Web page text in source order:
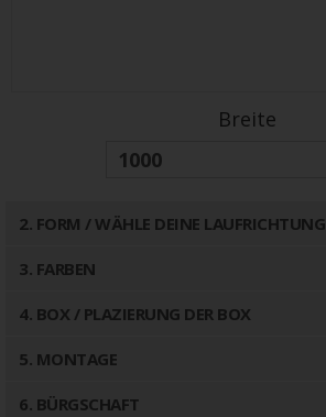
Breite
2. FORM / WÄHLE DEINE LAUFRICHTUNG
3. FARBEN
4. BOX / PLAZIERUNG DER BOX
5. MONTAGE
6. BÜRGSCHAFT